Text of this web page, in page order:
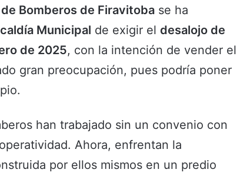
Bomberos de Firavitoba se ha
Municipal de exigir el desalojo de
de 2025, con la intención de vender el
gran preocupación, pues podría poner
han trabajado sin un convenio con
Ahora, enfrentan la
por ellos mismos en un predio